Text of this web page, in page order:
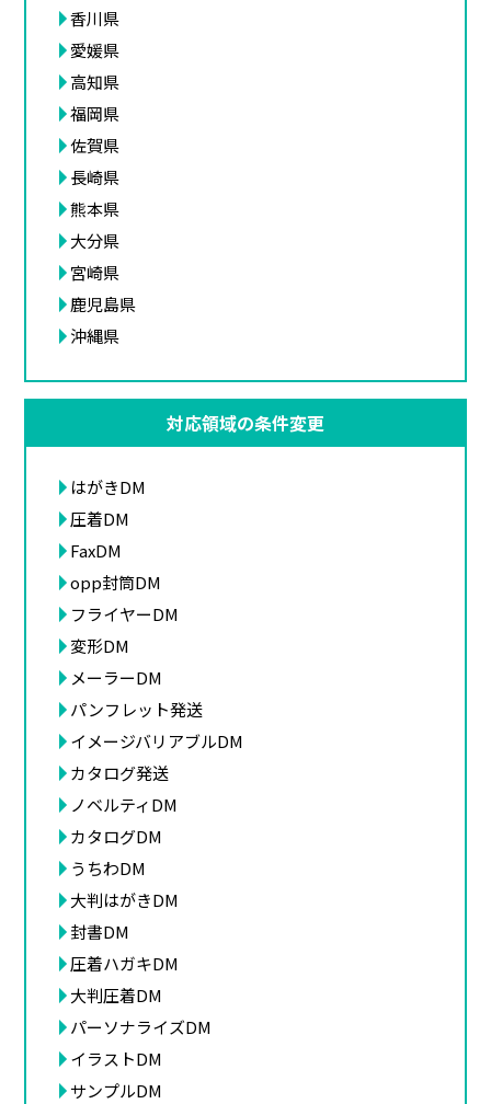
香川県
愛媛県
高知県
福岡県
佐賀県
長崎県
熊本県
大分県
宮崎県
鹿児島県
沖縄県
対応領域の条件変更
はがきDM
圧着DM
FaxDM
opp封筒DM
フライヤーDM
変形DM
メーラーDM
パンフレット発送
イメージバリアブルDM
カタログ発送
ノベルティDM
カタログDM
うちわDM
大判はがきDM
封書DM
圧着ハガキDM
大判圧着DM
パーソナライズDM
イラストDM
サンプルDM